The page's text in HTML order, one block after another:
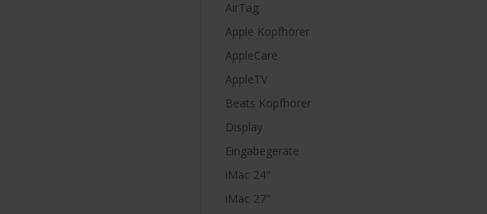
AirTag
Apple Kopfhörer
AppleCare
AppleTV
Beats Kopfhörer
Display
Eingabegeräte
iMac 24"
iMac 27"